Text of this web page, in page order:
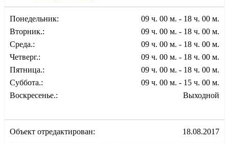
Понедельник:
09 ч. 00 м. - 18 ч. 00 м.
Вторник.:
09 ч. 00 м. - 18 ч. 00 м.
Среда.:
09 ч. 00 м. - 18 ч. 00 м.
Четверг.:
09 ч. 00 м. - 18 ч. 00 м.
Пятница.:
09 ч. 00 м. - 18 ч. 00 м.
Суббота.:
09 ч. 00 м. - 15 ч. 00 м.
Воскресенье.:
Выходной
Объект отредактирован: 18.08.2017